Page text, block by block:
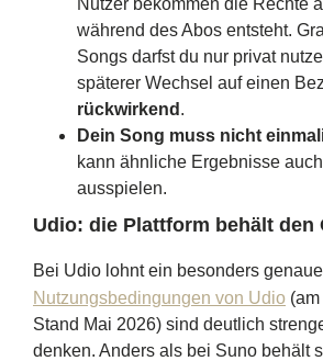
während des Abos entsteht.
Songs darfst du nur privat
späterer Wechsel auf einen
rückwirkend .
Dein Song muss nicht
kann ähnliche Ergebnisse
ausspielen.
Udio: die Plattform behält den
Bei Udio lohnt ein besonders
Nutzungsbedingungen von Udio
Stand Mai 2026) sind deutlich
denken. Anders als bei Suno behält